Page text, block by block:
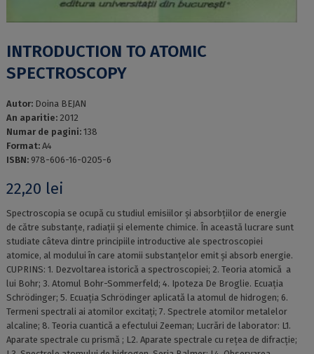
INTRODUCTION TO ATOMIC
SPECTROSCOPY
Autor: Doina BEJAN
An aparitie: 2012
Numar de pagini: 138
Format: A4
ISBN: 978-606-16-0205-6
22,20 lei
Spectroscopia se ocupă cu studiul emisiilor și absorbțiilor de energie
de către substanțe, radiații și elemente chimice. În această lucrare sunt
studiate câteva dintre principiile introductive ale spectroscopiei
atomice, al modului în care atomii substanțelor emit și absorb energie.
CUPRINS: 1. Dezvoltarea istorică a spectroscopiei; 2. Teoria atomică a
lui Bohr; 3. Atomul Bohr-Sommerfeld; 4. Ipoteza De Broglie. Ecuația
Schrödinger; 5. Ecuația Schrödinger aplicată la atomul de hidrogen; 6.
Termeni spectrali ai atomilor excitați; 7. Spectrele atomilor metalelor
alcaline; 8. Teoria cuantică a efectului Zeeman; Lucrări de laborator: L1.
Aparate spectrale cu prismă ; L2. Aparate spectrale cu rețea de difracție;